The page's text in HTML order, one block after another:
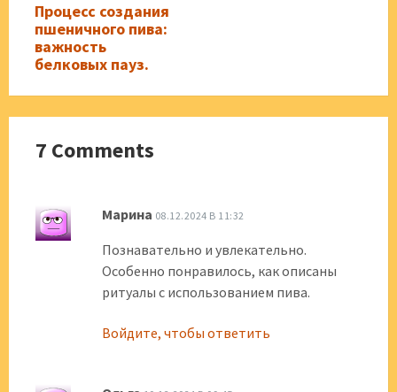
Процесс создания
пшеничного пива:
важность
белковых пауз.
7 Comments
Марина 08.12.2024 В 11:32
Познавательно и увлекательно.
Особенно понравилось, как описаны
ритуалы с использованием пива.
Войдите, чтобы ответить